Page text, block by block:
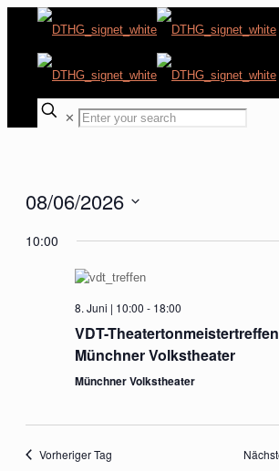
✕
08/06/2026
wählen.
10:00
8. Juni | 10:00 - 18:00
VDT-
Münchner Volkstheater
Münchner Volkstheater
Vorheriger Tag